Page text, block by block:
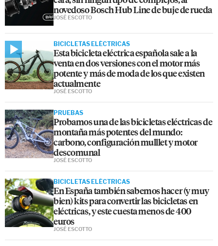
novedoso Bosch Hub Line de buje de rueda
JOSÉ ESCOTTO
BICICLETAS ELÉCTRICAS
Esta bicicleta eléctrica española sale a la
venta en dos versiones con el motor más
potente y más de moda de los que existen
actualmente
JOSÉ ESCOTTO
PRUEBAS
Probamos una de las bicicletas eléctricas de
montaña más potentes del mundo:
carbono, configuración mulllet y motor
descomunal
JOSÉ ESCOTTO
BICICLETAS ELÉCTRICAS
En España también sabemos hacer (y muy
bien) kits para convertir las bicicletas en
eléctricas, y este cuesta menos de 400
euros
JOSÉ ESCOTTO